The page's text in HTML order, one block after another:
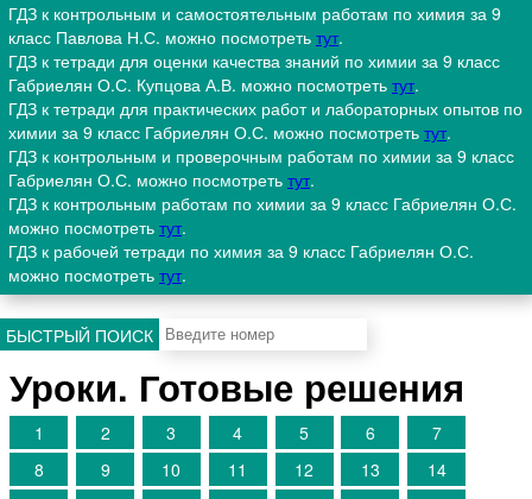
ГДЗ к контрольным и самостоятельным работам по химия за 9
класс Павлова Н.С. можно посмотреть тут.
ГДЗ к тетради для оценки качества знаний по химии за 9 класс
Габриелян О.С. Купцова А.В. можно посмотреть тут.
ГДЗ к тетради для практических работ и лабораторных опытов по
химии за 9 класс Габриелян О.С. можно посмотреть тут.
ГДЗ к контрольным и проверочным работам по химии за 9 класс
Габриелян О.С. можно посмотреть тут.
ГДЗ к контрольным работам по химии за 9 класс Габриелян О.С.
можно посмотреть тут.
ГДЗ к рабочей тетради по химия за 9 класс Габриелян О.С.
можно посмотреть тут.
БЫСТРЫЙ ПОИСК
Уроки. Готовые решения
1 2 3 4 5 6
7
8
9 10 11 12 13
14